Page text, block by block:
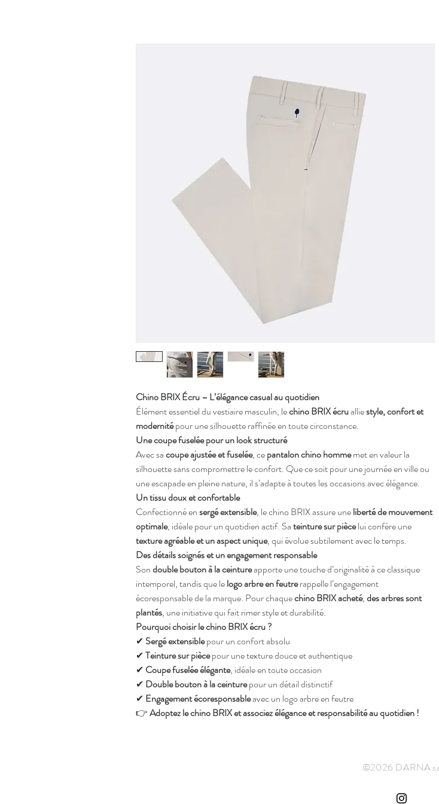
Chino BRIX Écru – L’élégance casual au quotidien
Élément essentiel du vestiaire masculin, lechino BRIX écrualliestyle, confort et
modernitépour une silhouette raffinée en toute circonstance.
Une coupe fuselée pour un look structuré
Avec sacoupe ajustée et fuselée, cepantalon chino hommemet en valeur la
silhouette sans compromettre le confort. Que ce soit pour une journée en ville ou
une escapade en pleine nature, il s’adapte à toutes les occasions avec élégance.
Un tissu doux et confortable
Confectionné ensergé extensible, le chino BRIX assure uneliberté de mouvement
optimale, idéale pour un quotidien actif. Sateinture sur piècelui confère une
texture agréable et un aspect unique, qui évolue subtilement avec le temps.
Des détails soignés et un engagement responsable
Sondouble bouton à la ceintureapporte une touche d’originalité à ce classique
intemporel, tandis que lelogo arbre en feutrerappelle l’engagement
écoresponsable de la marque. Pour chaquechino BRIX acheté,des arbres sont
plantés, une initiative qui fait rimer style et durabilité.
Pourquoi choisir le chino BRIX écru ?
✔ Sergé extensiblepour un confort absolu
✔Teinture sur piècepour une texture douce et authentique
✔ Coupe fuselée élégante, idéale en toute occasion
✔ Double bouton à la ceinturepour un détail distinctif
✔ Engagement écoresponsableavec un logo arbre en feutre
👉Adoptez le chino BRIX et associez élégance et responsabilité au quotidien !
©2026 DARNA